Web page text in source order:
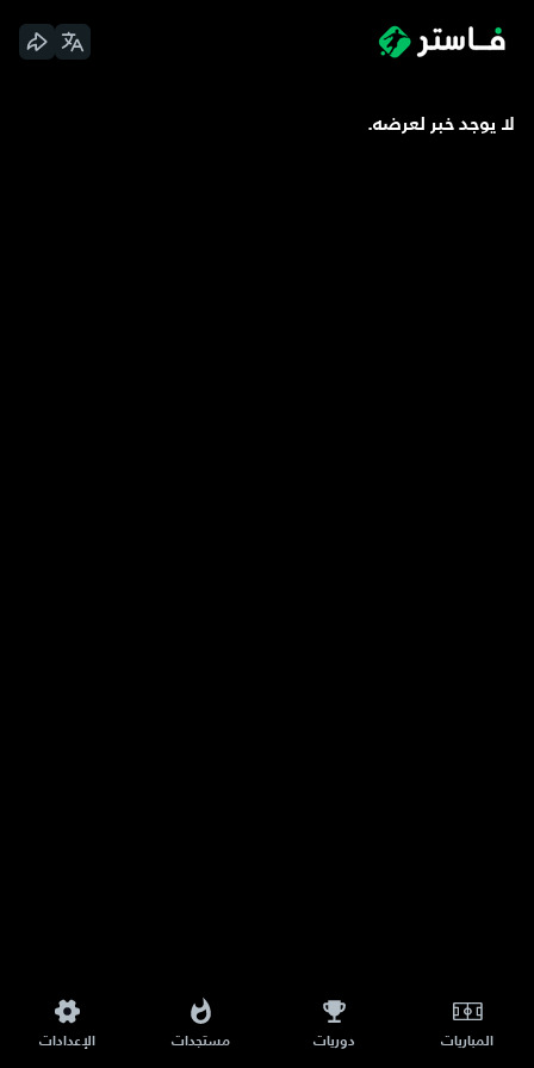
لا يوجد خبر لعرضه.
المباريات دوريات مستجدات الإعدادات